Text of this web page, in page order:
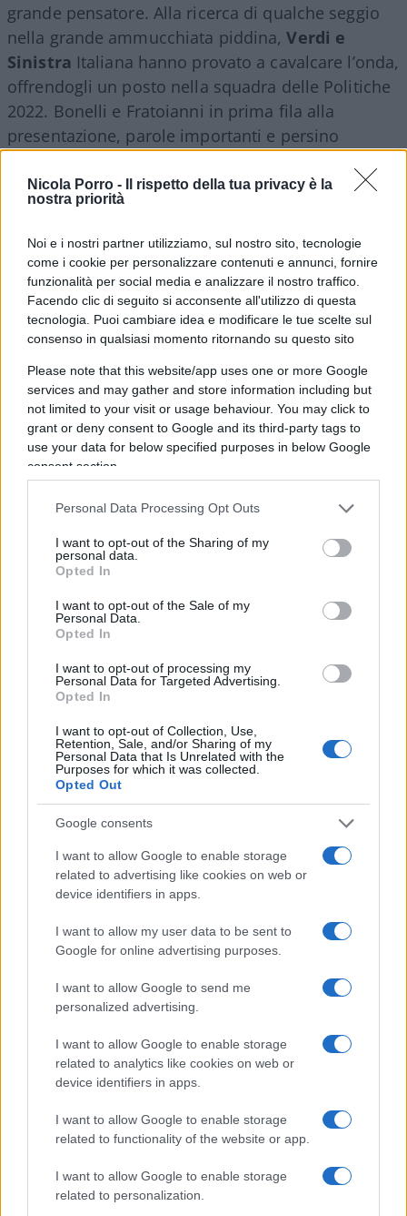
Nicola Porro -
Il rispetto della tua privacy è la
nostra priorità
Noi e i nostri partner utilizziamo, sul nostro sito, tecnologie
come i cookie per personalizzare contenuti e annunci, fornire
funzionalità per social media e analizzare il nostro traffico.
Facendo clic di seguito si acconsente all'utilizzo di questa
tecnologia. Puoi cambiare idea e modificare le tue scelte sul
consenso in qualsiasi momento ritornando su questo sito
Please note that this website/app uses one or more Google
services and may gather and store information including but
not limited to your visit or usage behaviour. You may click to
grant or deny consent to Google and its third-party tags to
use your data for below specified purposes in below Google
consent section.
Personal Data Processing Opt Outs
I want to opt-out of the Sharing of my
personal data.
Opted In
I want to opt-out of the Sale of my
Personal Data.
Opted In
I want to opt-out of processing my
Personal Data for Targeted Advertising.
Opted In
I want to opt-out of Collection, Use,
Retention, Sale, and/or Sharing of my
Personal Data that Is Unrelated with the
Purposes for which it was collected.
Opted Out
Google consents
I want to allow Google to enable storage
related to advertising like cookies on web or
device identifiers in apps.
I want to allow my user data to be sent to
Google for online advertising purposes.
I want to allow Google to send me
personalized advertising.
I want to allow Google to enable storage
related to analytics like cookies on web or
device identifiers in apps.
I want to allow Google to enable storage
related to functionality of the website or app.
I want to allow Google to enable storage
related to personalization.
grande pensatore. Alla ricerca di qualche seggio
nella grande ammucchiata piddina,Verdi e
Sinistra Italiana hanno provato a cavalcare l’onda,
offrendogli un posto nella squadra delle Politiche
2022. Bonelli e Fratoianni in prima fila alla
presentazione, parole importanti e persino
trattenere le emozioni per la scelta di puntare sul
grande Souma, al fianco dei deboli da sempre ma
soprattutto un buon bacino di voti.
“Dobbiamo far sorridere chi finora è stato privato
di diritti e dignità”, il grido di battaglia di
Fratoianni: “Queste candidature (quella di Souma
e di Ilaria Cucchi,
possibilità di costruire un paese migliore, sono il
segno di una proposta che vuole restituire una
lotta per i diritti”. Parole significative, ripetute a
pappagallo per tutta la durata della campagna
elettorale. Ma nel novembre del 2022 è cambiato
tutto: scoppia lo
scandalo delle cooperative
nel panico. Fin da subito Fratoianni e Bonelli
scaricano il compagno: sì alla riscoperta del
“Noi non abbiamo nulla da nascondere”, dice il
leader di SI. Versione stroncata da Elena Fattori,
ma quella è un’altra storia: per qualche voto in più
è facile chiudere un occhio.
Il resto è storia nota. Soumahoro passa nel misto,
scambi di accuse, retroscena e voci. Ora l’ex Papa
nero rischia grosso, ma al suo fianco non c’è
nessuno. Prima, quando l’obiettivo era raccogliere
consensi (o anche solo entrare in Parlamento, dati
i numeri di Fratoianni e Bonelli), “Abou” era il